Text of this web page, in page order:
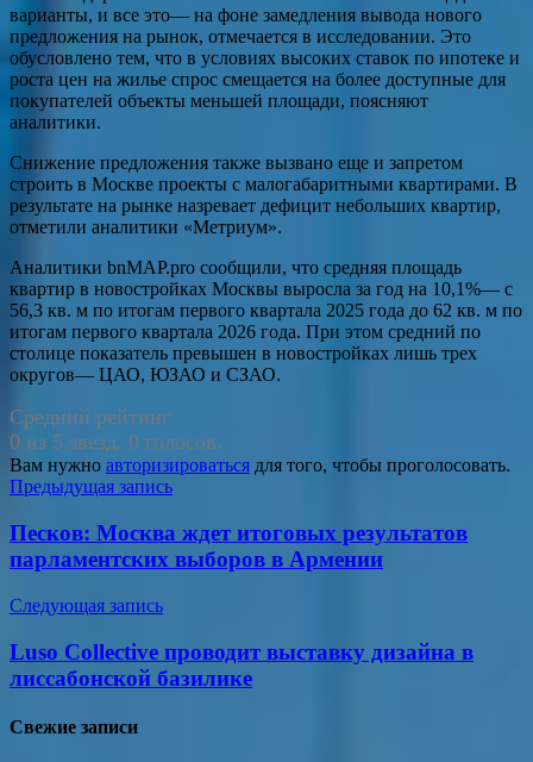
варианты, и все это— на фоне замедления вывода нового
предложения на рынок, отмечается в исследовании. Это
обусловлено тем, что в условиях высоких ставок по ипотеке и
роста цен на жилье спрос смещается на более доступные для
покупателей объекты меньшей площади, поясняют
аналитики.
Снижение предложения также вызвано еще и запретом
строить в Москве проекты с малогабаритными квартирами. В
результате на рынке назревает дефицит небольших квартир,
отметили аналитики «Метриум».
Аналитики bnMAP.pro сообщили, что средняя площадь
квартир в новостройках Москвы выросла за год на 10,1%— с
56,3 кв. м по итогам первого квартала 2025 года до 62 кв. м по
итогам первого квартала 2026 года. При этом средний по
столице показатель превышен в новостройках лишь трех
округов— ЦАО, ЮЗАО и СЗАО.
Средний рейтинг
0 из 5 звезд. 0 голосов.
Вам нужно авторизироваться для того, чтобы проголосовать.
Навигация
по
записям
Предыдущая запись
Песков: Москва ждет итоговых результатов
парламентских выборов в Армении
Следующая запись
Luso Collective проводит выставку дизайна в
лиссабонской базилике
Свежие записи